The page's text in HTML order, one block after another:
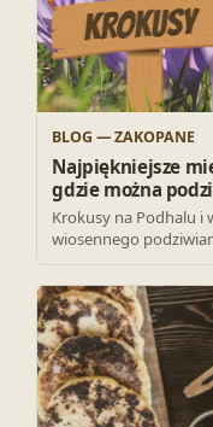
BLOG — ZAKOPANE
Najpiękniejsze
gdzie można
Krokusy na Podhalu i
wiosennego